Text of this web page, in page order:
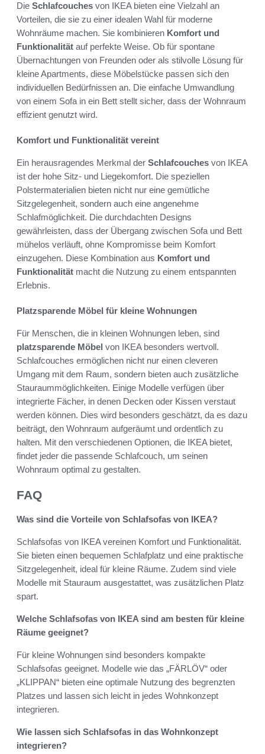
Die Schlafcouches von IKEA bieten eine Vielzahl an
Vorteilen, die sie zu einer idealen Wahl für moderne
Wohnräume machen. Sie kombinieren Komfort und
Funktionalität auf perfekte Weise. Ob für spontane
Übernachtungen von Freunden oder als stilvolle Lösung für
kleine Apartments, diese Möbelstücke passen sich den
individuellen Bedürfnissen an. Die einfache Umwandlung
von einem Sofa in ein Bett stellt sicher, dass der Wohnraum
effizient genutzt wird.
Komfort und Funktionalität vereint
Ein herausragendes Merkmal der Schlafcouches von IKEA
ist der hohe Sitz- und Liegekomfort. Die speziellen
Polstermaterialien bieten nicht nur eine gemütliche
Sitzgelegenheit, sondern auch eine angenehme
Schlafmöglichkeit. Die durchdachten Designs
gewährleisten, dass der Übergang zwischen Sofa und Bett
mühelos verläuft, ohne Kompromisse beim Komfort
einzugehen. Diese Kombination aus Komfort und
Funktionalität macht die Nutzung zu einem entspannten
Erlebnis.
Platzsparende Möbel für kleine Wohnungen
Für Menschen, die in kleinen Wohnungen leben, sind
platzsparende Möbel von IKEA besonders wertvoll.
Schlafcouches ermöglichen nicht nur einen cleveren
Umgang mit dem Raum, sondern bieten auch zusätzliche
Stauraummöglichkeiten. Einige Modelle verfügen über
integrierte Fächer, in denen Decken oder Kissen verstaut
werden können. Dies wird besonders geschätzt, da es dazu
beiträgt, den Wohnraum aufgeräumt und ordentlich zu
halten. Mit den verschiedenen Optionen, die IKEA bietet,
findet jeder die passende Schlafcouch, um seinen
Wohnraum optimal zu gestalten.
FAQ
Was sind die Vorteile von Schlafsofas von IKEA?
Schlafsofas von IKEA vereinen Komfort und Funktionalität.
Sie bieten einen bequemen Schlafplatz und eine praktische
Sitzgelegenheit, ideal für kleine Räume. Zudem sind viele
Modelle mit Stauraum ausgestattet, was zusätzlichen Platz
spart.
Welche Schlafsofas von IKEA sind am besten für kleine
Räume geeignet?
Für kleine Wohnungen sind besonders kompakte
Schlafsofas geeignet. Modelle wie das „FÄRLÖV“ oder
„KLIPPAN“ bieten eine optimale Nutzung des begrenzten
Platzes und lassen sich leicht in jedes Wohnkonzept
integrieren.
Wie lassen sich Schlafsofas in das Wohnkonzept
integrieren?